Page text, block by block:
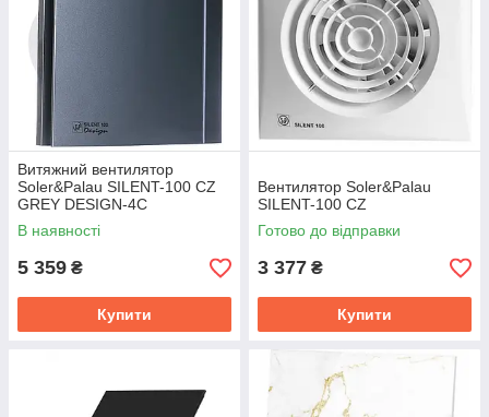
Витяжний вентилятор
Soler&Palau SILENT-100 CZ
GREY DESIGN-4C
В наявності
5 359 ₴
Купити
Вентилятор Soler&Palau
SILENT-100 CZ
Готово до відправки
3 377 ₴
Купити